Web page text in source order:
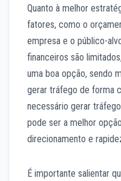
Quanto à melhor
fatores, como o
empresa e o público-
financeiros são
uma boa opção, sendo
gerar tráfego de forma
necessário gerar
pode ser a melhor
direcionamento e
É importante salientar